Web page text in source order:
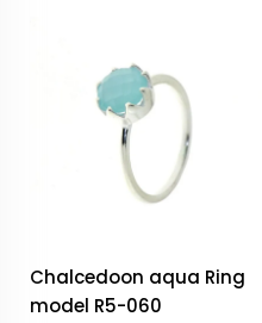
Chalcedoon aqua Ring
model R5-060